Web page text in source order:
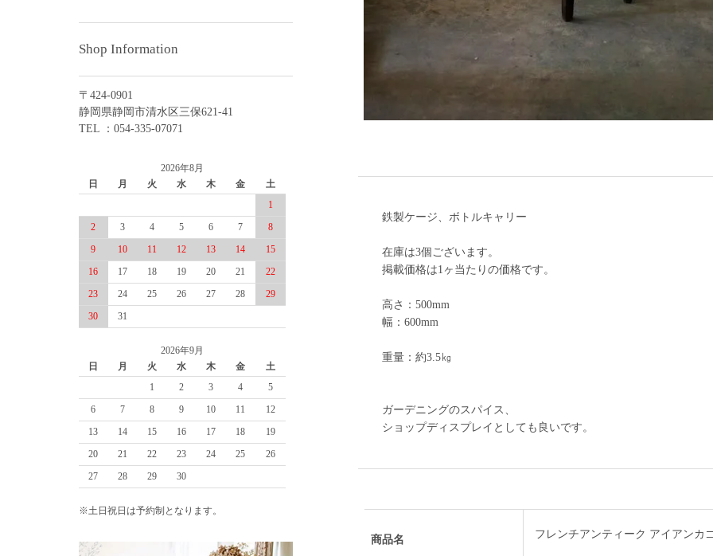
鉄製ケージ、ボトルキャリー
在庫は3個ございます。
掲載価格は1ヶ当たりの価格です。
高さ：500mm
幅：600mm
重量：約3.5㎏
ガーデニングのスパイス、
ショップディスプレイとしても良いです。
商品名 フレンチアンティーク アイアンカ
Shop Information
〒424-0901
静岡県静岡市清水区三保621-41
TEL ：054-335-07071
2026年8月
日
月 火 水 木 金
土
1
2
3 4 5 6 7
8
9
10 11 12 13 14
15
16
17 18 19 20 21
22
23
24 25 26 27 28
29
30
31
2026年9月
日
月 火 水 木 金
土
1
2 3 4
5
6
7 8 9 10 11
12
13
14 15 16 17 18
19
20
21 22 23 24 25
26
27
28 29 30
※土日祝日は予約制となります。